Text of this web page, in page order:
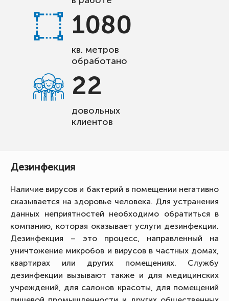
1080
кв. метров
обработано
22
довольных
клиентов
Дезинфекция
Наличие вирусов и бактерий в помещении негативно
сказывается на здоровье человека. Для устранения
данных неприятностей необходимо обратиться в
компанию, которая оказывает услуги дезинфекции.
Дезинфекция – это процесс, направленный на
уничтожение микробов и вирусов в частных домах,
квартирах или других помещениях. Службу
дезинфекции вызывают также и для медицинских
учреждений, для салонов красоты, для помещений